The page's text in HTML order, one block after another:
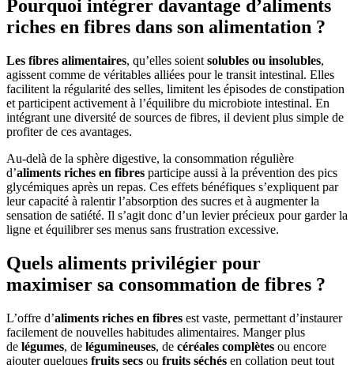
Pourquoi intégrer davantage d’aliments
riches en fibres dans son alimentation ?
Les fibres alimentaires, qu’elles soient solubles ou insolubles,
agissent comme de véritables alliées pour le transit intestinal. Elles
facilitent la régularité des selles, limitent les épisodes de constipation
et participent activement à l’équilibre du microbiote intestinal. En
intégrant une diversité de sources de fibres, il devient plus simple de
profiter de ces avantages.
Au-delà de la sphère digestive, la consommation régulière
d’aliments riches en fibres participe aussi à la prévention des pics
glycémiques après un repas. Ces effets bénéfiques s’expliquent par
leur capacité à ralentir l’absorption des sucres et à augmenter la
sensation de satiété. Il s’agit donc d’un levier précieux pour garder la
ligne et équilibrer ses menus sans frustration excessive.
Quels aliments privilégier pour
maximiser sa consommation de fibres ?
L’offre d’aliments riches en fibres est vaste, permettant d’instaurer
facilement de nouvelles habitudes alimentaires. Manger plus
de légumes, de légumineuses, de céréales complètes ou encore
ajouter quelques fruits secs ou fruits séchés en collation peut tout